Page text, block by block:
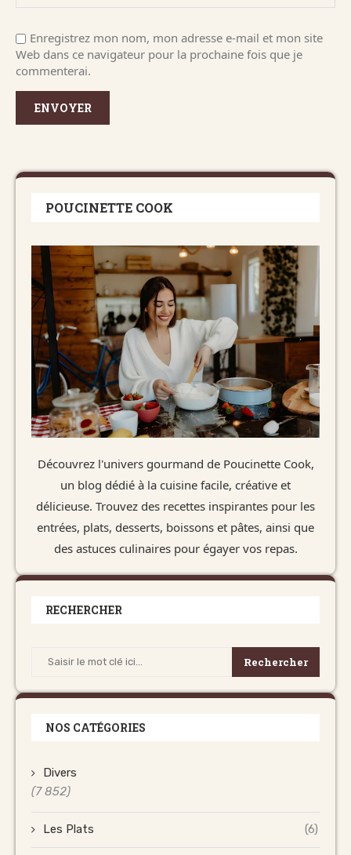
Enregistrez mon nom, mon adresse e-mail et mon site
Web dans ce navigateur pour la prochaine fois que je
commenterai.
POUCINETTE COOK
Découvrez l'univers gourmand de Poucinette Cook,
un blog dédié à la cuisine facile, créative et
délicieuse. Trouvez des recettes inspirantes pour les
entrées, plats, desserts, boissons et pâtes, ainsi que
des astuces culinaires pour égayer vos repas.
RECHERCHER
Rechercher
NOS CATÉGORIES
Divers
(7 852)
Les Plats (6)